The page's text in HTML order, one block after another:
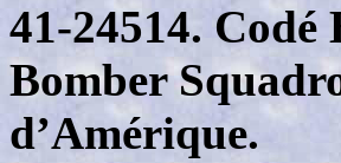
41-24514.
Bomber
d’Amérique.